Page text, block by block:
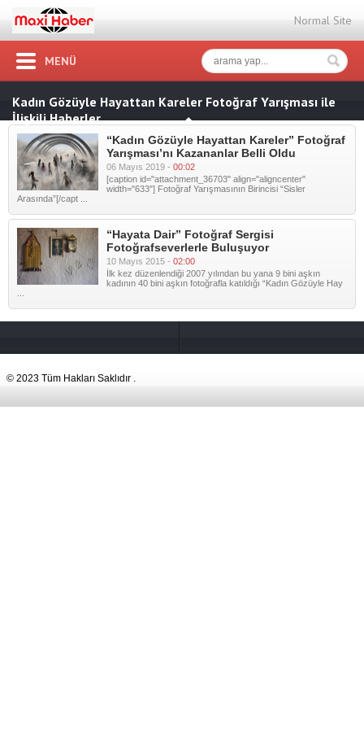
Normal Site
MENÜ
Kadın Gözüyle Hayattan Kareler Fotoğraf Yarışması ile
İlişkili Haberler
“Kadın Gözüyle Hayattan Kareler” Fotoğraf
Yarışması’nı Kazananlar Belli Oldu
06 Mayıs 2019 - 00:02
[caption id="attachment_36703" align="aligncenter"
width="633"] Fotoğraf Yarışmasının Birincisi “Sisler
Arasında”[/capt ...
“Hayata Dair” Fotoğraf Sergisi
Fotoğrafseverlerle Buluşuyor
10 Mayıs 2015 - 02:00
İlk kez düzenlendiği 2007 yılından bu yana 9 bini aşkın
kadının 40 bini aşkın fotoğrafla katıldığı “Kadın Gözüyle Hay
© 2023 Tüm Hakları Saklıdır .